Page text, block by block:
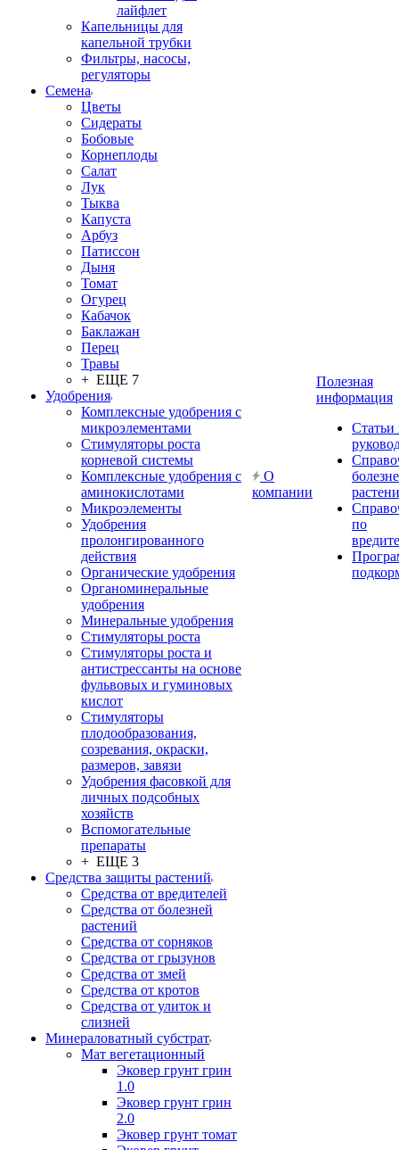
лайфлет
Капельницы для
капельной трубки
Фильтры, насосы,
регуляторы
Семена
Цветы
Сидераты
Бобовые
Корнеплоды
Салат
Лук
Тыква
Капуста
Арбуз
Патиссон
Дыня
Томат
Огурец
Кабачок
Баклажан
Перец
Травы
+ ЕЩЕ 7
Удобрения
Комплексные удобрения с
микроэлементами
Стимуляторы роста
корневой системы
Комплексные удобрения с
аминокислотами
Микроэлементы
Удобрения
пролонгированного
действия
Органические удобрения
Органоминеральные
удобрения
Минеральные удобрения
Стимуляторы роста
Стимуляторы роста и
антистрессанты на основе
фульвовых и гуминовых
кислот
Стимуляторы
плодообразования,
созревания, окраски,
размеров, завязи
Удобрения фасовкой для
личных подсобных
хозяйств
Вспомогательные
препараты
+ ЕЩЕ 3
Средства защиты растений
Средства от вредителей
Средства от болезней
растений
Средства от сорняков
Средства от грызунов
Средства от змей
Средства от кротов
Средства от улиток и
слизней
Минераловатный субстрат
Мат вегетационный
Эковер грунт грин
1.0
Эковер грунт грин
2.0
Эковер грунт томат
О
компании
Полезная
информация
Статьи
по